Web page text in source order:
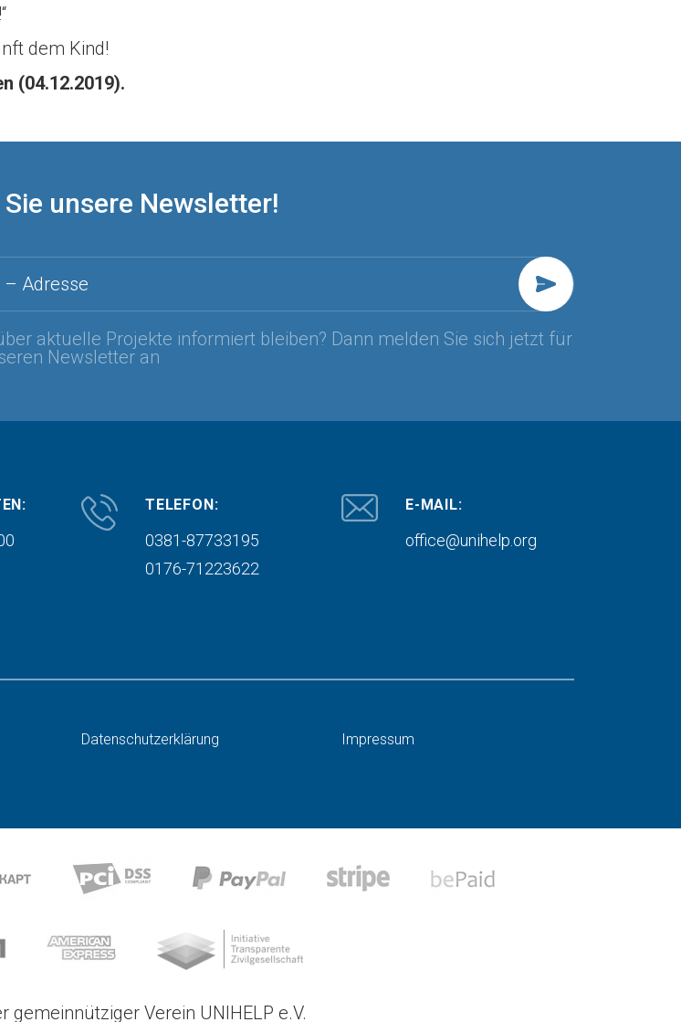
dem Kind!
(04.12.2019).
unsere Newsletter!
– Adresse
aktuelle Projekte informiert bleiben? Dann melden Sie sich jetzt für
Newsletter an
TELEFON:
0381-87733195
0176-71223622
E-MAIL:
office@unihelp.org
Datenschutzerklärung Impressum
Verein UNIHELP e.V.